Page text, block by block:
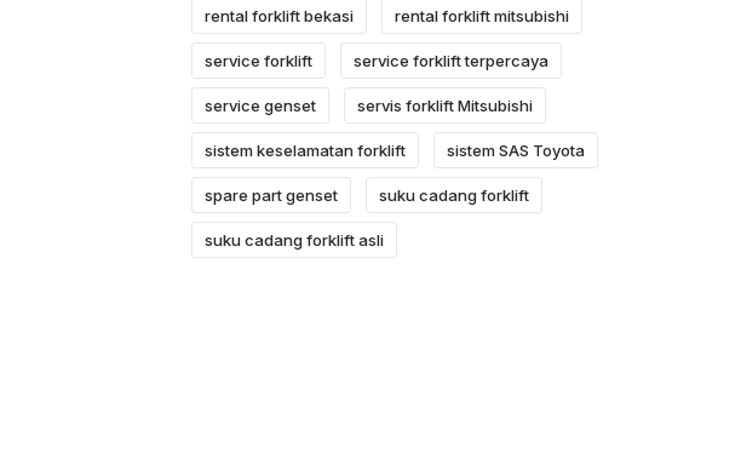
rental forklift bekasi rental forklift mitsubishi
service forklift service forklift terpercaya
service genset servis forklift Mitsubishi
sistem keselamatan forklift sistem SAS Toyota
spare part genset suku cadang forklift
suku cadang forklift asli